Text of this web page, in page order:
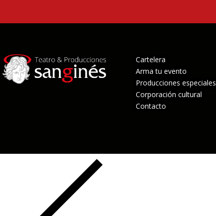
Cartelera
Arma tu evento
Producciones especiales
Corporación cultural
Contacto